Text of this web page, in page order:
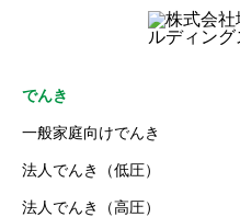
でんき
一般家庭向けでんき
法人でんき（低圧）
法人でんき（高圧）